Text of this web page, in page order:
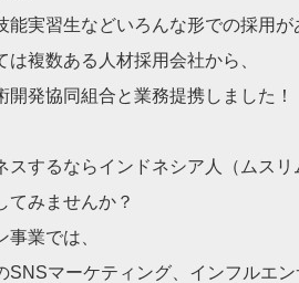
能実習生などいろんな形での採用が
複数ある人材採用会社から、
開発協同組合と業務提携しました！
スするならインドネシア人（ムスリ
てみませんか？
業では、
SNSマーケティング、インフルエン